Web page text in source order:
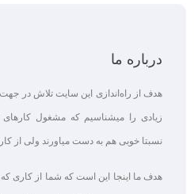
درباره ما
هدف از راه‌اندازی این سایت تلاش در جهت
زیادی را میشناسیم که مشغول
نسبتا خوبی هم به دست میاورند ولی از
هدف ما اینجا این است که شما از کاری که